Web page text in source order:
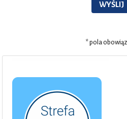
WYŚLIJ
* pola